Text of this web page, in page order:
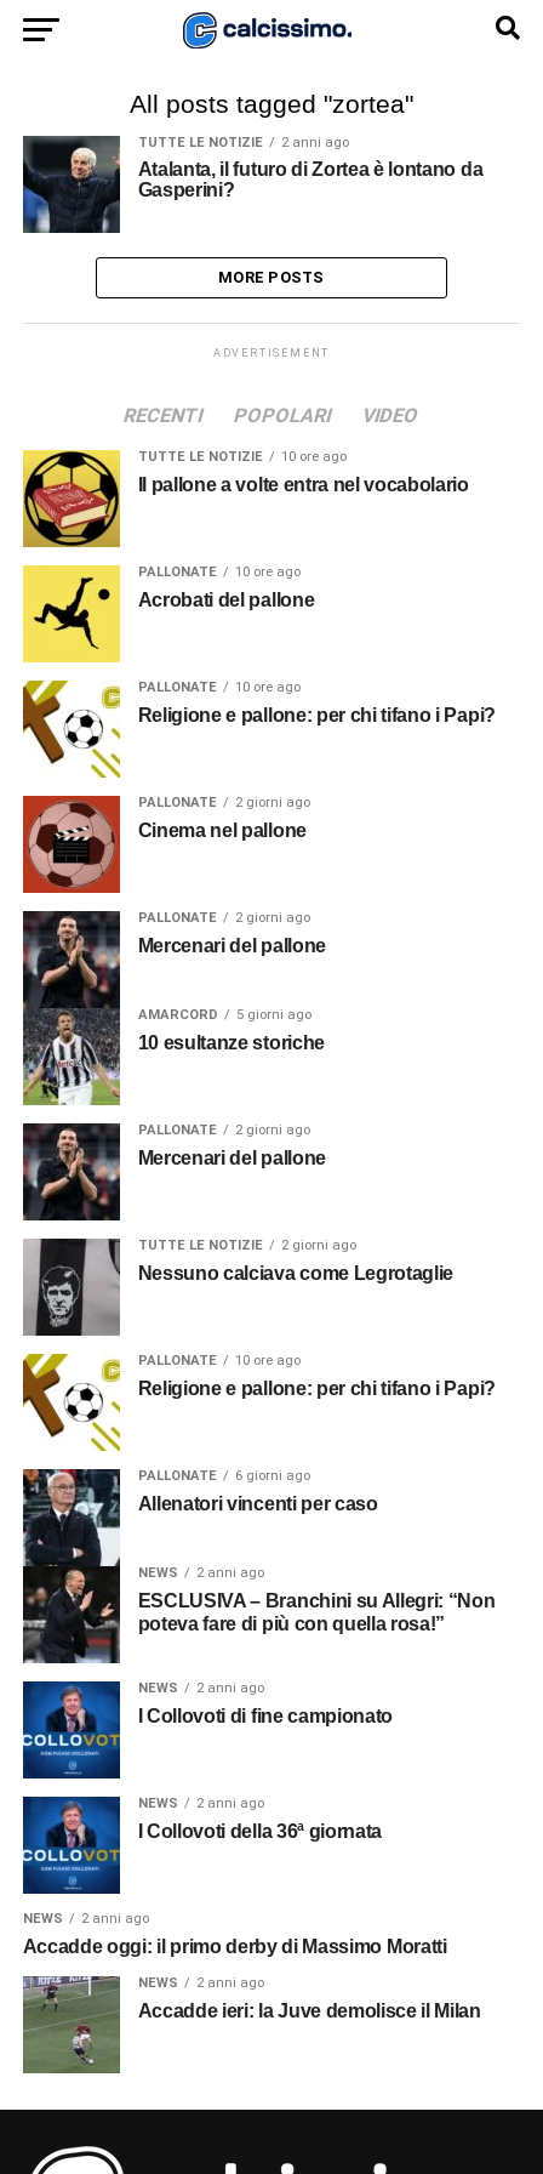
All posts tagged "zortea"
TUTTE LE NOTIZIE 2 anni ago
Atalanta, il futuro di Zortea è lontano da
Gasperini?
MORE POSTS
ADVERTISEMENT
RECENTI POPOLARI VIDEO
TUTTE LE NOTIZIE 10 ore ago
Il pallone a volte entra nel vocabolario
PALLONATE 10 ore ago
Acrobati del pallone
PALLONATE 10 ore ago
Religione e pallone: per chi tifano i Papi?
PALLONATE 2 giorni ago
Cinema nel pallone
PALLONATE 2 giorni ago
Mercenari del pallone
AMARCORD 5 giorni ago
10 esultanze storiche
PALLONATE 2 giorni ago
Mercenari del pallone
TUTTE LE NOTIZIE 2 giorni ago
Nessuno calciava come Legrotaglie
PALLONATE 10 ore ago
Religione e pallone: per chi tifano i Papi?
PALLONATE 6 giorni ago
Allenatori vincenti per caso
NEWS 2 anni ago
ESCLUSIVA – Branchini su Allegri: “Non
poteva fare di più con quella rosa!”
NEWS 2 anni ago
I Collovoti di fine campionato
NEWS 2 anni ago
I Collovoti della 36ª giornata
NEWS 2 anni ago
Accadde oggi: il primo derby di Massimo Moratti
NEWS 2 anni ago
Accadde ieri: la Juve demolisce il Milan